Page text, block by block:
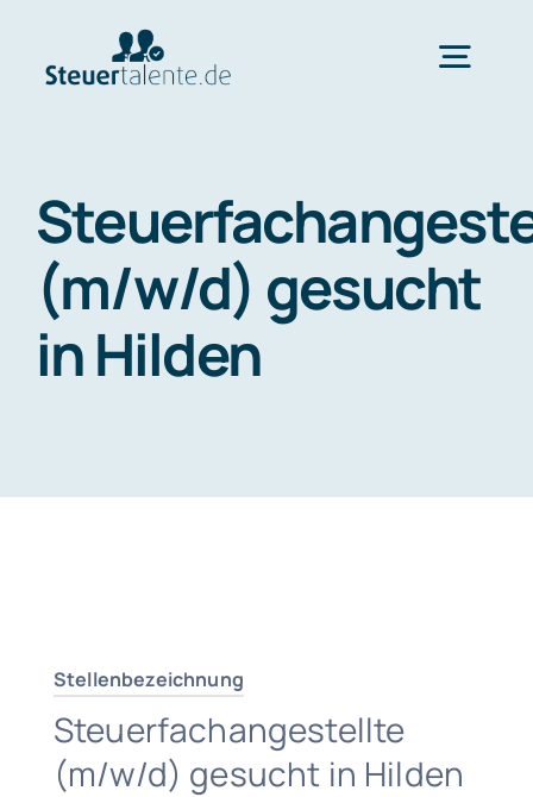
Wechsel
Ablauf
(m/w/d) gesucht
in Hilden
Stellenbezeichnung
Steuerfachangestellte
(m/w/d) gesucht in Hilden